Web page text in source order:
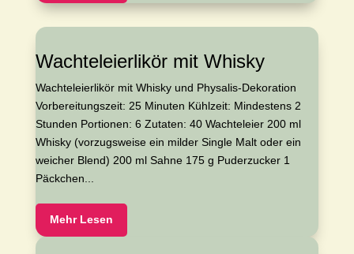
Wachteleierlikör mit Whisky
Wachteleierlikör mit Whisky und Physalis-Dekoration
Vorbereitungszeit: 25 Minuten Kühlzeit: Mindestens 2
Stunden Portionen: 6 Zutaten: 40 Wachteleier 200 ml
Whisky (vorzugsweise ein milder Single Malt oder ein
weicher Blend) 200 ml Sahne 175 g Puderzucker 1
Päckchen...
Mehr Lesen